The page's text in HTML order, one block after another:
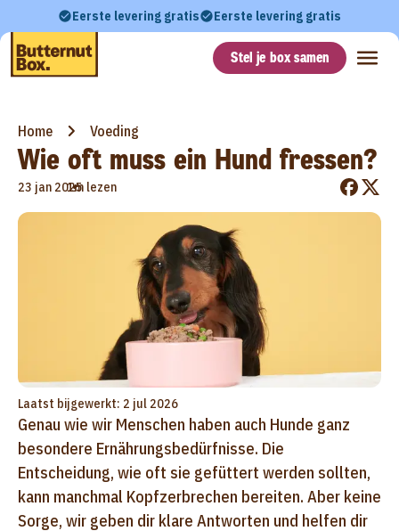
Eerste levering gratis Eerste levering gratis
Stel je box samen
Home Voeding
Wie oft muss ein Hund fressen?
23 jan 2025
•
1m lezen
Laatst bijgewerkt: 2 jul 2026
Genau wie wir Menschen haben auch Hunde ganz
besondere Ernährungsbedürfnisse. Die
Entscheidung, wie oft sie gefüttert werden sollten,
kann manchmal Kopfzerbrechen bereiten. Aber keine
Sorge, wir geben dir klare Antworten und helfen dir